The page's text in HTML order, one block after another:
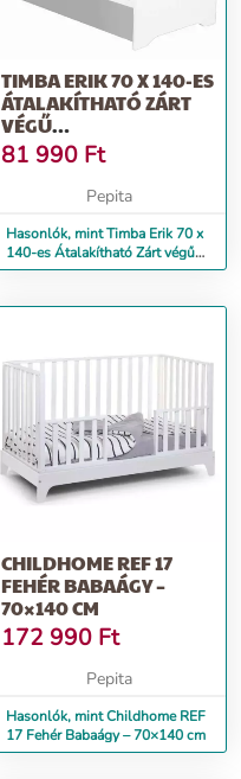
TIMBA ERIK 70 X 140-ES
ÁTALAKÍTHATÓ ZÁRT
VÉGŰ
ÁGYNEMŰTARTÓS
GYERM...
81 990 Ft
Pepita
Hasonlók, mint Timba Erik 70 x
140-es Átalakítható Zárt végű
ágyneműtartós gyerm...
CHILDHOME REF 17
FEHÉR BABAÁGY –
70×140 CM
172 990 Ft
Pepita
Hasonlók, mint Childhome REF
17 Fehér Babaágy – 70×140 cm